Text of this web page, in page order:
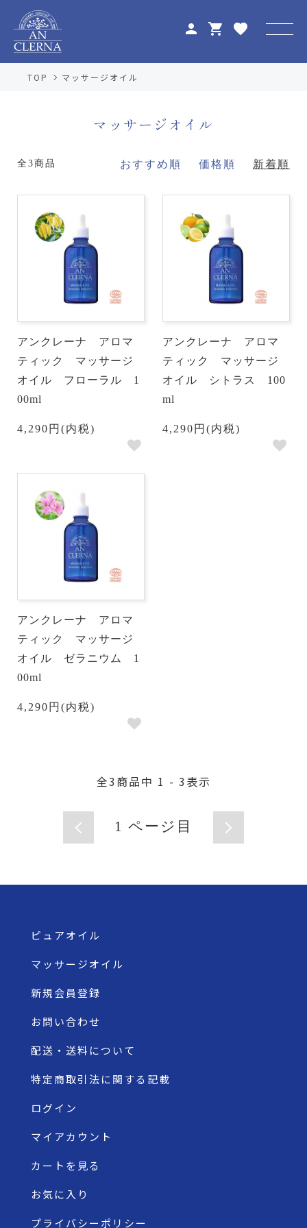
person shopping_cart favorite
TOP マッサージオイル
マッサージオイル
全3商品 おすすめ順 価格順 新着順
アンクレーナ アロマ
ティック マッサージ
オイル フローラル 1
00ml
4,290円(内税)
アンクレーナ アロマ
ティック マッサージ
オイル シトラス 100
ml
4,290円(内税)
アンクレーナ アロマ
ティック マッサージ
オイル ゼラニウム 1
00ml
4,290円(内税)
全3商品中 1 - 3表示
1 ページ目
ピュアオイル
マッサージオイル
新規会員登録
お問い合わせ
配送・送料について
特定商取引法に関する記載
ログイン
マイアカウント
カートを見る
お気に入り
プライバシーポリシー